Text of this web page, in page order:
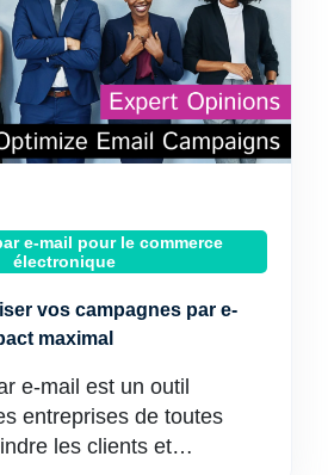
e-mail pour le commerce
électronique
vos campagnes par e-
maximal
e-mail est un outil
entreprises de toutes
les clients et…